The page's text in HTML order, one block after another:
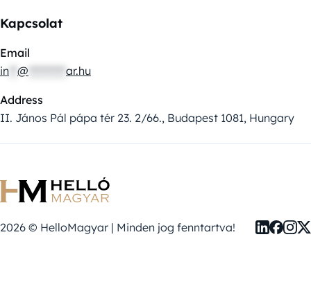
Kapcsolat
Email
in @ ar.hu
Address
II. János Pál pápa tér 23. 2/66., Budapest 1081, Hungary
2026 © HelloMagyar | Minden jog fenntartva!